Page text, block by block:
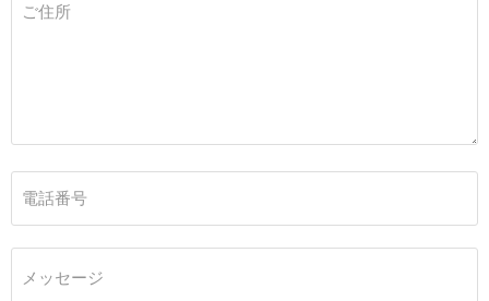
ご住所
電話番号
メッセージ